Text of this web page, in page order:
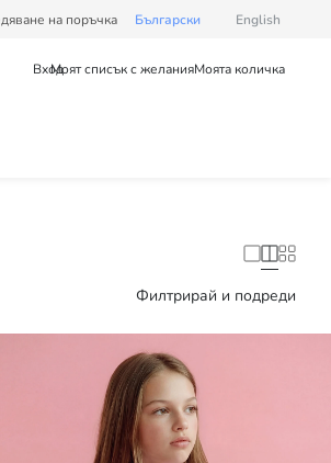
на поръчка Български English
ВходМоят списък с желанияМоята количка
Филтрирай и подреди